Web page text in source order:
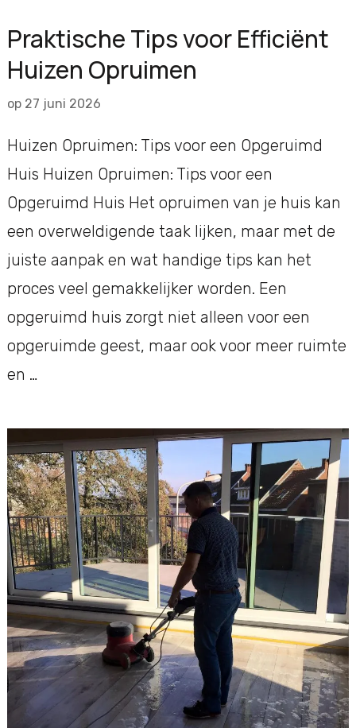
Praktische Tips voor Efficiënt
Huizen Opruimen
op 27 juni 2026
Huizen Opruimen: Tips voor een Opgeruimd
Huis Huizen Opruimen: Tips voor een
Opgeruimd Huis Het opruimen van je huis kan
een overweldigende taak lijken, maar met de
juiste aanpak en wat handige tips kan het
proces veel gemakkelijker worden. Een
opgeruimd huis zorgt niet alleen voor een
opgeruimde geest, maar ook voor meer ruimte
en …